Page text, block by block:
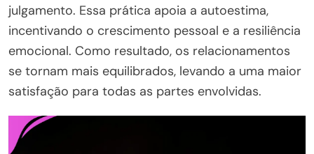
julgamento. Essa prática apoia a autoestima,
incentivando o crescimento pessoal e a resiliência
emocional. Como resultado, os relacionamentos
se tornam mais equilibrados, levando a uma maior
satisfação para todas as partes envolvidas.